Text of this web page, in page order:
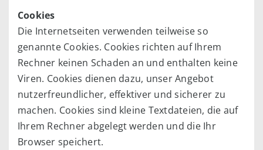
Cookies
Die Internetseiten verwenden teilweise so
genannte Cookies. Cookies richten auf Ihrem
Rechner keinen Schaden an und enthalten keine
Viren. Cookies dienen dazu, unser Angebot
nutzerfreundlicher, effektiver und sicherer zu
machen. Cookies sind kleine Textdateien, die auf
Ihrem Rechner abgelegt werden und die Ihr
Browser speichert.